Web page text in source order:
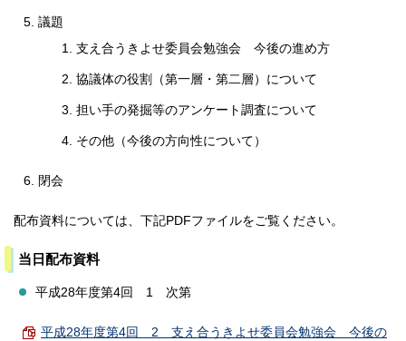
議題
支え合うきよせ委員会勉強会 今後の進め方
協議体の役割（第一層・第二層）について
担い手の発掘等のアンケート調査について
その他（今後の方向性について）
閉会
配布資料については、下記PDFファイルをご覧ください。
当日配布資料
平成28年度第4回 1 次第
平成28年度第4回 2 支え合うきよせ委員会勉強会 今後の